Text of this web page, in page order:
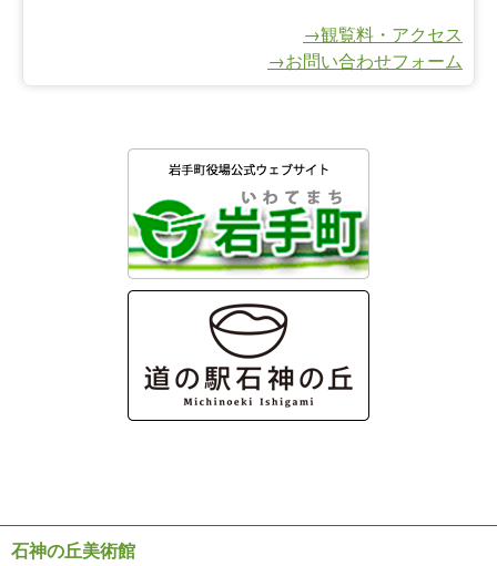
→観覧料・アクセス
→お問い合わせフォーム
石神の丘美術館